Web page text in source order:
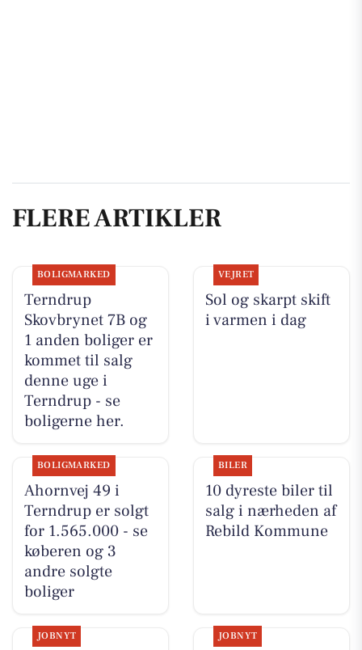
FLERE ARTIKLER
BOLIGMARKED
Terndrup
Skovbrynet 7B og
1 anden boliger er
kommet til salg
denne uge i
Terndrup - se
boligerne her.
VEJRET
Sol og skarpt skift
i varmen i dag
BOLIGMARKED
Ahornvej 49 i
Terndrup er solgt
for 1.565.000 - se
køberen og 3
andre solgte
boliger
BILER
10 dyreste biler til
salg i nærheden af
Rebild Kommune
JOBNYT JOBNYT